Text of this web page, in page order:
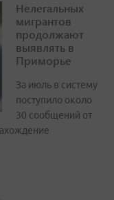
Нелегальных
мигрантов
продолжают
выявлять в
Приморье
За июль в систему
поступило около
30 сообщений от